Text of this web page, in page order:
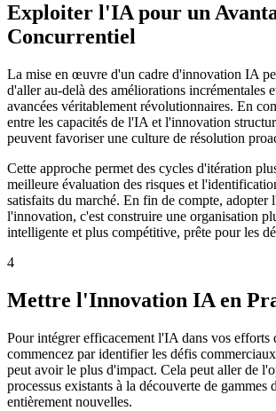
Exploiter l'IA pour un
Concurrentiel
La mise en œuvre d'un cadre d'innovation IA
d'aller au-delà des améliorations incrémentales
avancées véritablement révolutionnaires. En
entre les capacités de l'IA et l'innovation
peuvent favoriser une culture de résolution
Cette approche permet des cycles d'itération
meilleure évaluation des risques et
satisfaits du marché. En fin de compte, adopter
l'innovation, c'est construire une organisation
intelligente et plus compétitive, prête pour les
4
Mettre l'Innovation IA en
Pour intégrer efficacement l'IA dans vos efforts
commencez par identifier les défis
peut avoir le plus d'impact. Cela peut aller de
processus existants à la découverte de gammes
entièrement nouvelles.